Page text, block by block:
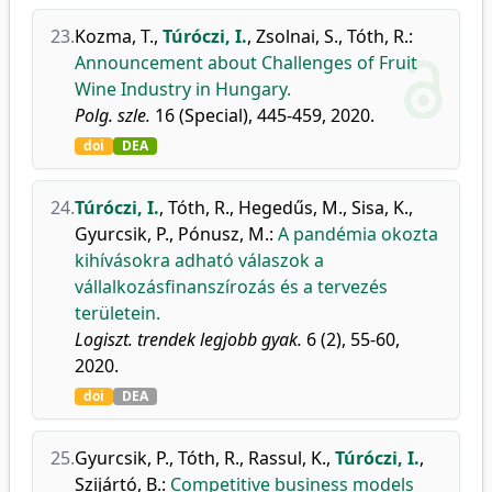
23.Kozma, T., Túróczi, I., Zsolnai, S., Tóth, R.:
Announcement about Challenges of Fruit
Wine Industry in Hungary.
Polg. szle. 16 (Special), 445-459, 2020.
doi DEA
24.Túróczi, I., Tóth, R., Hegedűs, M., Sisa, K.,
Gyurcsik, P., Pónusz, M.: A pandémia okozta
kihívásokra adható válaszok a
vállalkozásfinanszírozás és a tervezés
területein.
Logiszt. trendek legjobb gyak. 6 (2), 55-60,
2020.
doi DEA
25.Gyurcsik, P., Tóth, R., Rassul, K., Túróczi, I.,
Szijártó, B.: Competitive business models